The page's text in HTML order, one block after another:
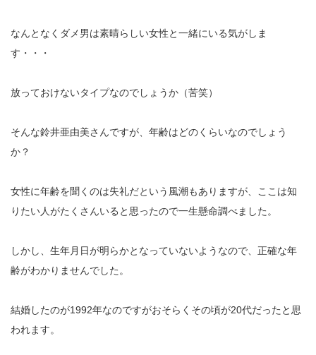
なんとなくダメ男は素晴らしい女性と一緒にいる気がしま
す・・・
放っておけないタイプなのでしょうか（苦笑）
そんな鈴井亜由美さんですが、年齢はどのくらいなのでしょう
か？
女性に年齢を聞くのは失礼だという風潮もありますが、ここは知
りたい人がたくさんいると思ったので一生懸命調べました。
しかし、生年月日が明らかとなっていないようなので、正確な年
齢がわかりませんでした。
結婚したのが1992年なのですがおそらくその頃が20代だったと思
われます。